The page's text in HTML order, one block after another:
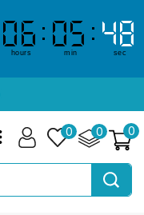
06
06
hours
05
05
min
47
47
sec
0
0
0